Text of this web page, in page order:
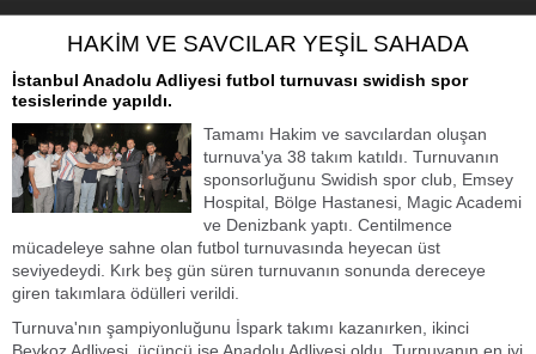
HAKİM VE SAVCILAR YEŞİL SAHADA
İstanbul Anadolu Adliyesi futbol turnuvası swidish spor
tesislerinde yapıldı.
Tamamı Hakim ve savcılardan oluşan
turnuva'ya 38 takım katıldı. Turnuvanın
sponsorluğunu Swidish spor club, Emsey
Hospital, Bölge Hastanesi, Magic Academi
ve Denizbank yaptı. Centilmence
mücadeleye sahne olan futbol turnuvasında heyecan üst
seviyedeydi. Kırk beş gün süren turnuvanın sonunda dereceye
giren takımlara ödülleri verildi.
Turnuva'nın şampiyonluğunu İspark takımı kazanırken, ikinci